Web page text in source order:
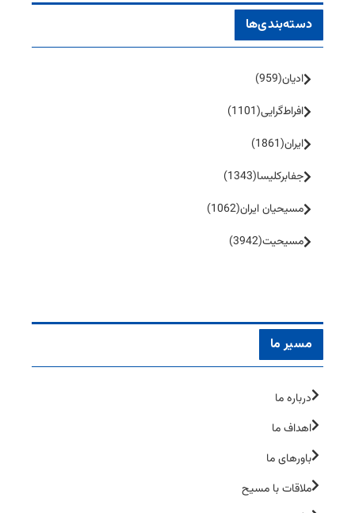
دسته‌بندی‌ها
ادیان(959)
افراط‌گرایی(1101)
ایران(1861)
جفا‌بر‌کلیسا(1343)
مسیحیان ایران(1062)
مسیحیت(3942)
مسیر ما
درباره ما
اهداف ما
باورهای ما
ملاقات با مسیح